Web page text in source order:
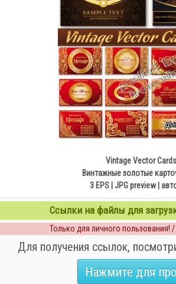
Vintage Vector
Винтажные золотые
3 EPS | JPG preview |
Ссылки на файлы для
Только для личного пользования!
Для получения ссылок,
Нажмите для